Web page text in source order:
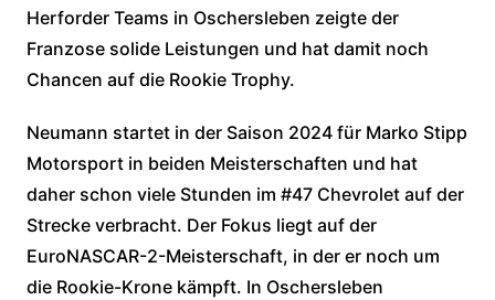
Herforder Teams in Oschersleben zeigte der
Franzose solide Leistungen und hat damit noch
Chancen auf die Rookie Trophy.
Neumann startet in der Saison 2024 für Marko Stipp
Motorsport in beiden Meisterschaften und hat
daher schon viele Stunden im #47 Chevrolet auf der
Strecke verbracht. Der Fokus liegt auf der
EuroNASCAR-2-Meisterschaft, in der er noch um
die Rookie-Krone kämpft. In Oschersleben